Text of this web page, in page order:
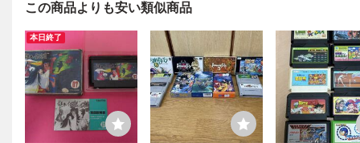
この商品よりも安い類似商品
本日終了